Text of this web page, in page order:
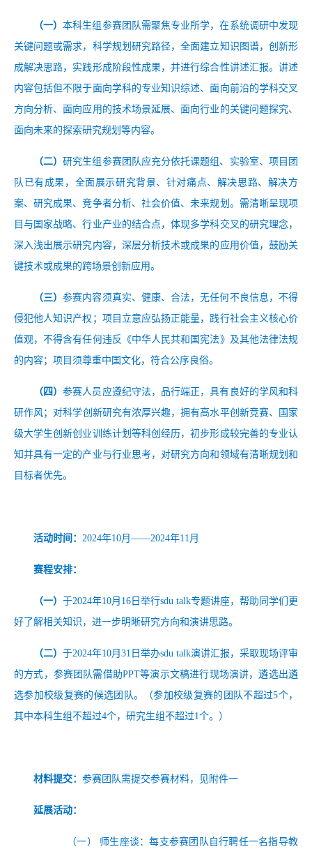
（一）本科生组参赛团队需聚焦专业所学，在系统调研中发现
关键问题或需求，科学规划研究路径，全面建立知识图谱，创新形
成解决思路，实践形成阶段性成果，并进行综合性讲述汇报。讲述
内容包括但不限于面向学科的专业知识综述、面向前沿的学科交叉
方向分析、面向应用的技术场景延展、面向行业的关键问题探究、
面向未来的探索研究规划等内容。
（二）研究生组参赛团队应充分依托课题组、实验室、项目团
队已有成果，全面展示研究背景、针对痛点、解决思路、解决方
案、研究成果、竞争者分析、社会价值、未来规划。需清晰呈现项
目与国家战略、行业产业的结合点，体现多学科交叉的研究理念，
深入浅出展示研究内容，深层分析技术或成果的应用价值，鼓励关
键技术或成果的跨场景创新应用。
（三）参赛内容须真实、健康、合法，无任何不良信息，不得
侵犯他人知识产权；项目立意应弘扬正能量，践行社会主义核心价
值观，不得含有任何违反《中华人民共和国宪法》及其他法律法规
的内容；项目须尊重中国文化，符合公序良俗。
（四）参赛人员应遵纪守法，品行端正，具有良好的学风和科
研作风；对科学创新研究有浓厚兴趣，拥有高水平创新竞赛、国家
级大学生创新创业训练计划等科创经历，初步形成较完善的专业认
知并具有一定的产业与行业思考，对研究方向和领域有清晰规划和
目标者优先。
活动时间： 2024年10月——2024年11月
赛程安排：
（一） 于2024年10月16日举行sdu talk专题讲座，帮助同学们更
好了解相关知识，进一步明晰研究方向和演讲思路。
（二） 于2024年10月 31 日举办sdu talk演讲汇报，采取现场评审
的方式，参赛团队需借助PPT等演示文稿进行现场演讲，遴选出遴
选参加校级复赛的候选团队。（参加校级复赛的团队不超过5个，
其中本科生组不超过4个，研究生组不超过1个。）
材料提交： 参赛团队需提交参赛材料，见附件一
延展活动：
（一） 师生座谈：每支参赛团队自行聘任一名指导教